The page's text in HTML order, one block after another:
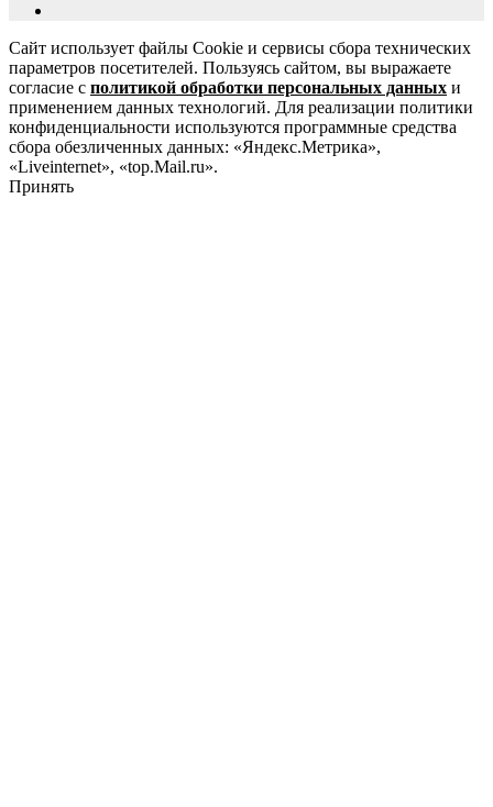
Сайт использует файлы Cookie и сервисы сбора технических
параметров посетителей. Пользуясь сайтом, вы выражаете
согласие с политикой обработки персональных данных и
применением данных технологий. Для реализации политики
конфиденциальности используются программные средства
сбора обезличенных данных: «Яндекс.Метрика»,
«Liveinternet», «top.Mail.ru».
Принять